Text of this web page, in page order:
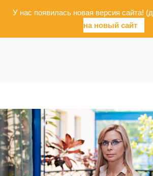
У нас появилась новая версия сайта!
на новый сайт